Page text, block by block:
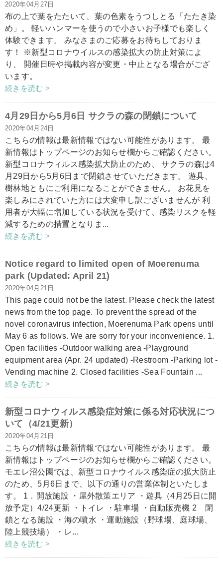
2020年04月27日
布の上で葉をたたいて、葉の色素をうつしとる「たたき染
め」。 軽いハンマーを使うので小さいお子様でも楽しく
体験できます。 みなさまのご応募をお待ちしておりま
す！ ※新型コロナウイルスの感染拡大の防止対策によ
り、 開催日時や掲載内容が変更・中止となる場合がござ
います。
続きを読む >
4月29日から5月6日 サクラの森の閉鎖について
2020年04月24日
こちらの情報は最新情報ではない可能性があります。 最
新情報はトップページのお知らせ欄からご確認ください。
新型コロナウィルス感染拡大防止のため、 サクラの森は4
月29日から5月6日まで閉鎖させていただきます。 遊具、
樹林地ともにご利用になることができません。 お花見を
楽しみにされていた方には大変申し訳ございませんが 利
用者が大幅に増加している状況を受けて、感染リスクを軽
減するための措置となりま...
続きを読む >
Notice regard to limited open of Moerenuma
park (Updated: April 21)
2020年04月21日
This page could not be the latest. Please check the latest
news from the top page. To prevent the spread of the
novel coronavirus infection, Moerenuma Park opens until
May 6 as follows. We are sorry for your inconvenience. 1.
Open facilities -Outdoor walking area -Playground
equipment area (Apr. 24 updated) -Restroom -Parking lot -
Vending machine 2. Closed facilities -Sea Fountain ...
続きを読む >
新型コロナウィルス感染症対策に係る対応状況につ
いて（4/21更新）
2020年04月21日
こちらの情報は最新情報ではない可能性があります。 最
新情報はトップページのお知らせ欄からご確認ください。
モエレ沼公園では、新型コロナウイルス感染症の拡大防止
のため、5月6日まで、以下の通りの営業体制といたしま
す。 1．開放施設 ・屋外散策エリア ・遊具（4月25日に開
放予定）4/24更新 ・トイレ ・駐車場 ・自動販売機 2 閉
鎖となる施設 ・海の噴水 ・運動施設（野球場、庭球場、
陸上競技場） ・レ...
続きを読む >